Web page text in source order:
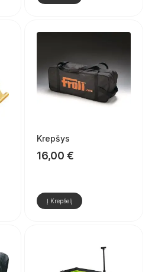
Krepšys
16,00 €
Į Krepšelį